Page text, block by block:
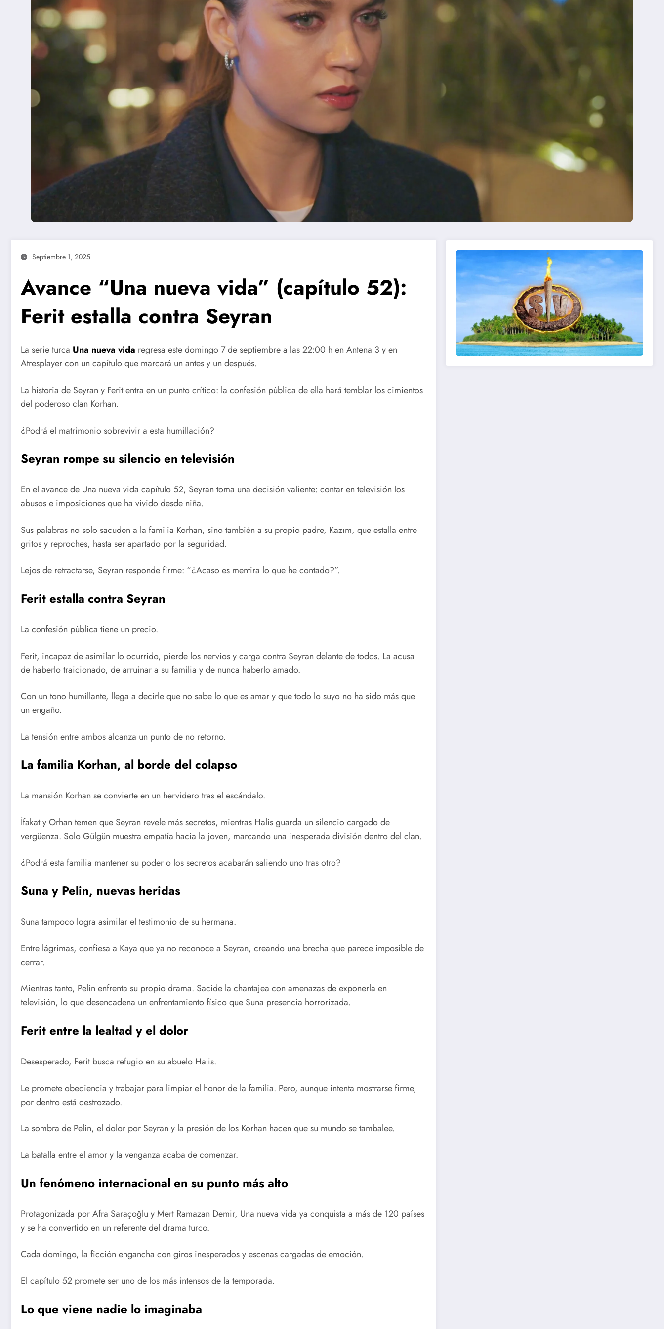
Septiembre 1, 2025
Avance “Una nueva vida” (capítulo 52):
Ferit estalla contra Seyran
La serie turca Una nueva vida regresa este domingo 7 de septiembre a las 22:00 h en Antena 3 y en
Atresplayer con un capítulo que marcará un antes y un después.
La historia de Seyran y Ferit entra en un punto crítico: la confesión pública de ella hará temblar los cimientos
del poderoso clan Korhan.
¿Podrá el matrimonio sobrevivir a esta humillación?
Seyran rompe su silencio en televisión
En el avance de Una nueva vida capítulo 52, Seyran toma una decisión valiente: contar en televisión los
abusos e imposiciones que ha vivido desde niña.
Sus palabras no solo sacuden a la familia Korhan, sino también a su propio padre, Kazım, que estalla entre
gritos y reproches, hasta ser apartado por la seguridad.
Lejos de retractarse, Seyran responde firme: “¿Acaso es mentira lo que he contado?”.
Ferit estalla contra Seyran
La confesión pública tiene un precio.
Ferit, incapaz de asimilar lo ocurrido, pierde los nervios y carga contra Seyran delante de todos. La acusa
de haberlo traicionado, de arruinar a su familia y de nunca haberlo amado.
Con un tono humillante, llega a decirle que no sabe lo que es amar y que todo lo suyo no ha sido más que
un engaño.
La tensión entre ambos alcanza un punto de no retorno.
La familia Korhan, al borde del colapso
La mansión Korhan se convierte en un hervidero tras el escándalo.
İfakat y Orhan temen que Seyran revele más secretos, mientras Halis guarda un silencio cargado de
vergüenza. Solo Gülgün muestra empatía hacia la joven, marcando una inesperada división dentro del clan.
¿Podrá esta familia mantener su poder o los secretos acabarán saliendo uno tras otro?
Suna y Pelin, nuevas heridas
Suna tampoco logra asimilar el testimonio de su hermana.
Entre lágrimas, confiesa a Kaya que ya no reconoce a Seyran, creando una brecha que parece imposible de
cerrar.
Mientras tanto, Pelin enfrenta su propio drama. Sacide la chantajea con amenazas de exponerla en
televisión, lo que desencadena un enfrentamiento físico que Suna presencia horrorizada.
Ferit entre la lealtad y el dolor
Desesperado, Ferit busca refugio en su abuelo Halis.
Le promete obediencia y trabajar para limpiar el honor de la familia. Pero, aunque intenta mostrarse firme,
por dentro está destrozado.
La sombra de Pelin, el dolor por Seyran y la presión de los Korhan hacen que su mundo se tambalee.
La batalla entre el amor y la venganza acaba de comenzar.
Un fenómeno internacional en su punto más alto
Protagonizada por Afra Saraçoğlu y Mert Ramazan Demir, Una nueva vida ya conquista a más de 120 países
y se ha convertido en un referente del drama turco.
Cada domingo, la ficción engancha con giros inesperados y escenas cargadas de emoción.
El capítulo 52 promete ser uno de los más intensos de la temporada.
Lo que viene nadie lo imaginaba